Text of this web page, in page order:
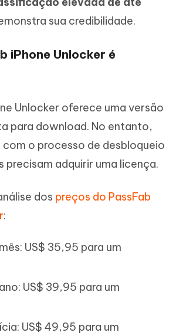
sua credibilidade.
iPhone Unlocker é
Unlocker oferece uma versão
para download. No entanto,
com o processo de desbloqueio
precisam adquirir uma licença.
dos preços do PassFab
:
US$ 35,95 para um
US$ 39,95 para um
US$ 49,95 para um